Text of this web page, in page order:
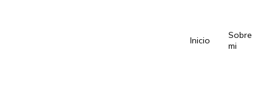
Inicio
Sobre
mi